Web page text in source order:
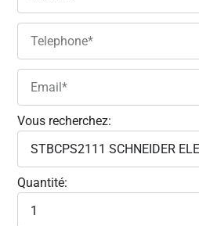
Vous recherchez:
Quantité: